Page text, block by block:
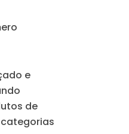
e
de